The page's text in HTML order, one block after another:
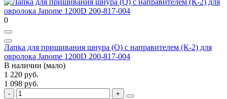
0
Лапка для пришивания шнура (Q) с направителем (К-2) для
овролока Janome 1200D 200-817-004
В наличии (мало)
1 220 руб.
1 098 руб.